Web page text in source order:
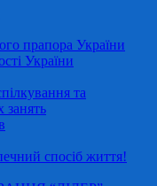
прапора України
України
та
занять
спосіб життя!